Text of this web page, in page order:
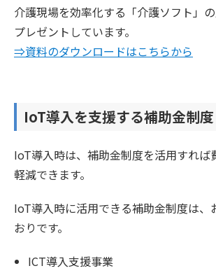
介護現場を効率化する「介護ソフト」
プレゼントしています。
⇒資料のダウンロードはこちらから
IoT導入を支援する補助金制度
IoT導入時は、補助金制度を活用すれば
軽減できます。
IoT導入時に活用できる補助金制度は、
おりです。
ICT導入支援事業